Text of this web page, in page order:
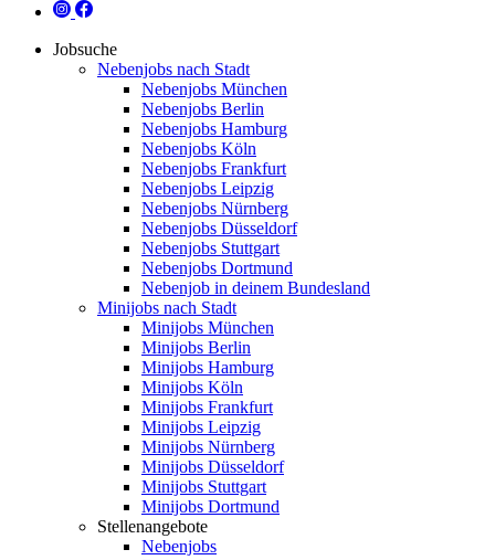
Jobsuche
Nebenjobs nach Stadt
Nebenjobs München
Nebenjobs Berlin
Nebenjobs Hamburg
Nebenjobs Köln
Nebenjobs Frankfurt
Nebenjobs Leipzig
Nebenjobs Nürnberg
Nebenjobs Düsseldorf
Nebenjobs Stuttgart
Nebenjobs Dortmund
Nebenjob in deinem Bundesland
Minijobs nach Stadt
Minijobs München
Minijobs Berlin
Minijobs Hamburg
Minijobs Köln
Minijobs Frankfurt
Minijobs Leipzig
Minijobs Nürnberg
Minijobs Düsseldorf
Minijobs Stuttgart
Minijobs Dortmund
Stellenangebote
Nebenjobs